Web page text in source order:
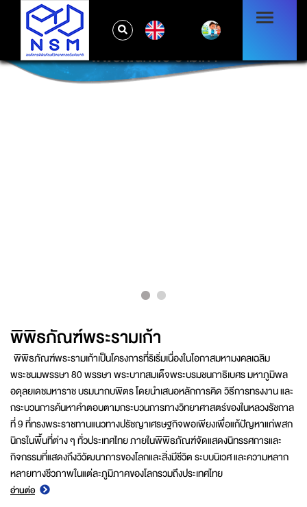
พิพิธภัณฑ์พระรามเก้า
พิพิธภัณฑ์พระรามเก้า
พิพิธภัณฑ์พระรามเก้าเป็นโครงการที่ริเริ่มเนื่องในโอกาสมหามงคลเฉลิม
พระชนมพรรษา 80 พรรษา พระบาทสมเด็จพระบรมชนกาธิเบศร มหาภูมิพล
อดุลยเดชมหาราช บรมนาถบพิตร โดยนำเสนอหลักการคิด วิธีการทรงงาน และ
กระบวนการค้นหาคำตอบตามกระบวนการทางวิทยาศาสตร์ของในหลวงรัชกาล
ที่ 9 ที่ทรงพระราชทานแนวทางปรัชญาเศรษฐกิจพอเพียงเพื่อแก้ปัญหาแก่พสก
นิกรในพื้นที่ต่าง ๆ ทั่วประเทศไทย ภายในพิพิธภัณฑ์จัดแสดงนิทรรศการและ
กิจกรรมที่แสดงถึงวิวัฒนาการของโลกและสิ่งมีชีวิต ระบบนิเวศ และความหลาก
หลายทางชีวภาพในแต่ละภูมิภาคของโลกรวมถึงประเทศไทย
อ่านต่อ